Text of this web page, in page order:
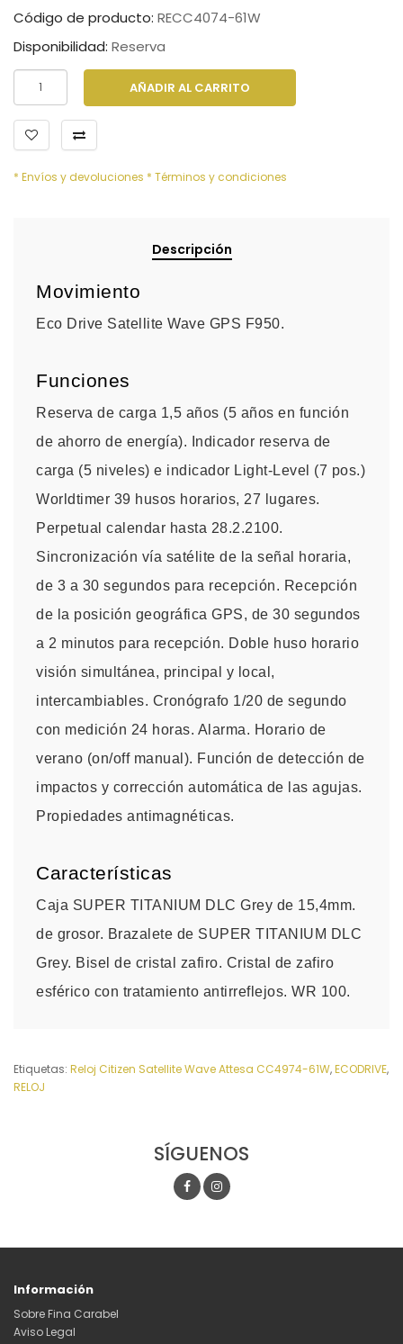
Código de producto: RECC4074-61W
Disponibilidad: Reserva
AÑADIR AL CARRITO
* Envíos y devoluciones * Términos y condiciones
Descripción
Movimiento
Eco Drive Satellite Wave GPS F950.
Funciones
Reserva de carga 1,5 años (5 años en función
de ahorro de energía). Indicador reserva de
carga (5 niveles) e indicador Light-Level (7 pos.)
Worldtimer 39 husos horarios, 27 lugares.
Perpetual calendar hasta 28.2.2100.
Sincronización vía satélite de la señal horaria,
de 3 a 30 segundos para recepción. Recepción
de la posición geográfica GPS, de 30 segundos
a 2 minutos para recepción. Doble huso horario
visión simultánea, principal y local,
intercambiables. Cronógrafo 1/20 de segundo
con medición 24 horas. Alarma. Horario de
verano (on/off manual). Función de detección de
impactos y corrección automática de las agujas.
Propiedades antimagnéticas.
Características
Caja SUPER TITANIUM DLC Grey de 15,4mm.
de grosor. Brazalete de SUPER TITANIUM DLC
Grey. Bisel de cristal zafiro. Cristal de zafiro
esférico con tratamiento antirreflejos. WR 100.
Etiquetas: Reloj Citizen Satellite Wave Attesa CC4974-61W,ECODRIVE,
RELOJ
SÍGUENOS
Información
Sobre Fina Carabel
Aviso Legal